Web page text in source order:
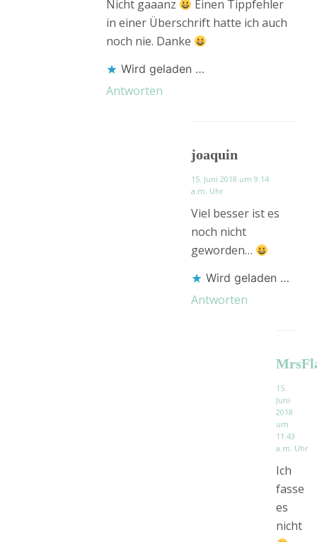
Nicht gaaanz
Einen Tippfehler
in einer Überschrift hatte ich auch
noch nie. Danke
Wird geladen …
Antworten
joaquin
15. Juni 2018 um 9:14
a.m. Uhr
Viel besser ist es
noch nicht
geworden…
Wird geladen …
Antworten
15.
Juni
2018
um
11:43
a.m. Uhr
Ich
fasse
es
nicht